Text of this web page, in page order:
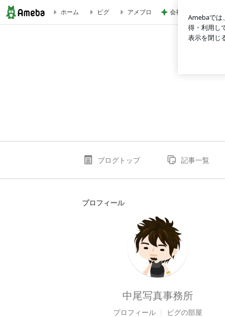
ホーム ピグ アメブロ 会社で試した快適だ
ブログトップ 記事一覧
プロフィール
中尾写真事務所
プロフィール ピグの部屋